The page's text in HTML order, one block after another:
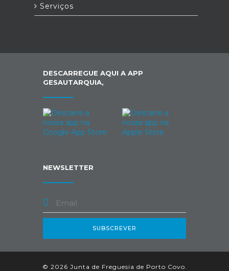
Serviços
DESCARREGUE AQUI A APP
GESAUTARQUIA,
NEWSLETTER
SUBSCREVER
© 2026 Junta de Freguesia de Porto Covo.